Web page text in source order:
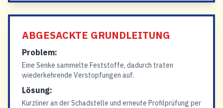
ABGESACKTE GRUNDLEITUNG
Problem:
Eine Senke sammelte Feststoffe, dadurch traten
wiederkehrende Verstopfungen auf.
Lösung:
Kurzliner an der Schadstelle und erneute Profilprüfung per